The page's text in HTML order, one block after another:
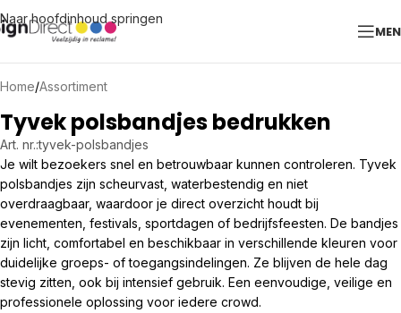
Naar hoofdinhoud springen
Home/Assortiment
Tyvek polsbandjes bedrukken
Art. nr.:tyvek-polsbandjes
Je wilt bezoekers snel en betrouwbaar kunnen controleren. Tyvek
polsbandjes zijn scheurvast, waterbestendig en niet
overdraagbaar, waardoor je direct overzicht houdt bij
evenementen, festivals, sportdagen of bedrijfsfeesten. De bandjes
zijn licht, comfortabel en beschikbaar in verschillende kleuren voor
duidelijke groeps- of toegangsindelingen. Ze blijven de hele dag
stevig zitten, ook bij intensief gebruik. Een eenvoudige, veilige en
professionele oplossing voor iedere crowd.